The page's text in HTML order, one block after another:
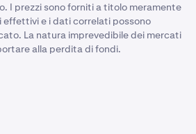
I prezzi sono forniti a titolo meramente
effettivi e i dati correlati possono
La natura imprevedibile dei mercati
alla perdita di fondi.